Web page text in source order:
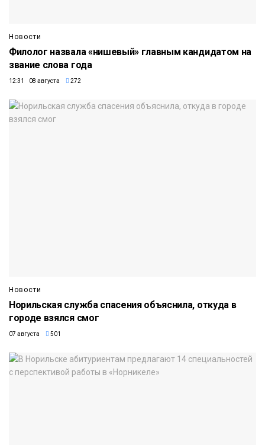
Новости
Филолог назвала «нишевый» главным кандидатом на
звание слова года
12:31 08 августа 272
Новости
Норильская служба спасения объяснила, откуда в
городе взялся смог
07 августа 501